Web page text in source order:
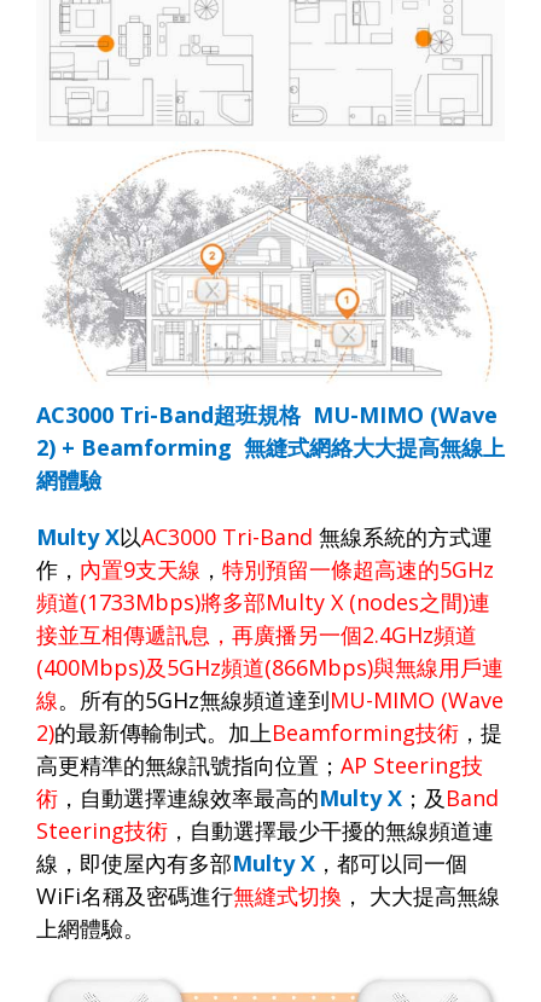
AC3000 Tri-Band超班規格MU-MIMO (Wave
2) + Beamforming 無縫式網絡大大提高無線上
網體驗
Multy X以AC3000 Tri-Band 無線系統的方式運
作， 內置9支天線 ， 特別預留一條超高速的5GHz
頻道(1733Mbps)將多部Multy X (nodes之間)連
接並互相傳遞訊息，再廣播另一個2.4GHz頻道
(400Mbps)及5GHz頻道(866Mbps)與無線用戶連
線。所有的5GHz無線頻道達到MU-MIMO (Wave
2)的最新傳輸制式。加上Beamforming技術 ，提
高更精準的無線訊號指向位置； AP Steering技
術 ，自動選擇連線效率最高的Multy X ；及 Band
Steering技術 ，自動選擇最少干擾的無線頻道連
線，即使屋內有多部Multy X ，都可以同一個
WiFi名稱及密碼進行無縫式切換 ， 大大提高無線
上網體驗。